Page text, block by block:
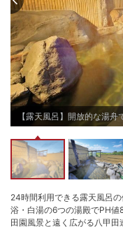
【露天風呂】開放的な湯舟
24時間利用できる露天風呂
浴・白湯の6つの湯殿でPH値
田園風景と遠く広がる八甲田